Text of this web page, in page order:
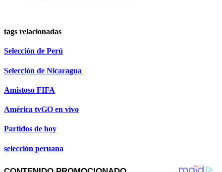
tags relacionadas
Selección de Perú
Selección de Nicaragua
Amistoso FIFA
América tvGO en vivo
Partidos de hoy
selección peruana